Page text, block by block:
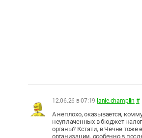
12.06.26 в 07:19 lanie.champlin #
А неплохо, оказывается,
неуплаченных в бюджет
органы? Кстати, в Чечне тоже
организации, особенно в